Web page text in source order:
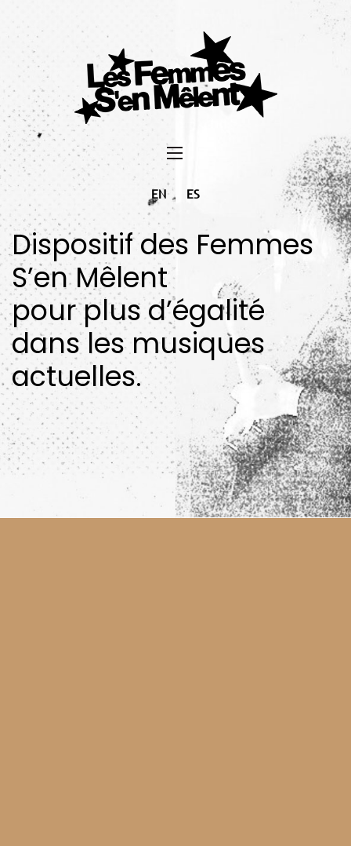
EN ES
Dispositif des Femmes
S’en Mêlent
pour plus d’égalité
dans les musiques
actuelles.